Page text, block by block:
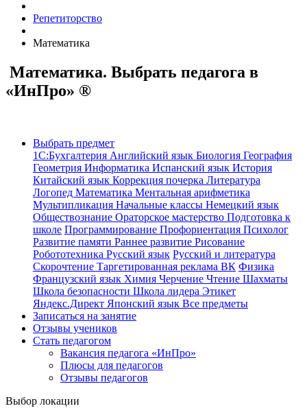
Репетиторство
Математика
Математика. Выбрать педагога в
«ИнПро» ®
Выбрать предмет
1С:Бухгалтерия Английский язык Биология География
Геометрия Информатика Испанский язык История
Китайский язык Коррекция почерка Литература
Логопед Математика Ментальная арифметика
Мультипликация Начальные классы Немецкий язык
Обществознание Ораторское мастерство Подготовка к
школе Программирование Профориентация Психолог
Развитие памяти Раннее развитие Рисование
Робототехника Русский язык Русский и литература
Скорочтение Таргетированная реклама ВК Физика
Французский язык Химия Черчение Чтение Шахматы
Школа безопасности Школа лидера Этикет
Яндекс.Директ Японский язык Все предметы
Записаться на занятие
Отзывы учеников
Стать педагогом
Вакансия педагога «ИнПро»
Плюсы для педагогов
Отзывы педагогов
Выбор локации